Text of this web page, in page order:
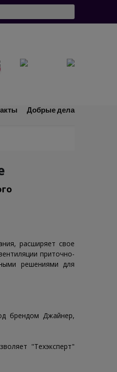
Добрые дела
расширяет свое
приточно-
решениями для
брендом Джайнер,
"Техэксперт"